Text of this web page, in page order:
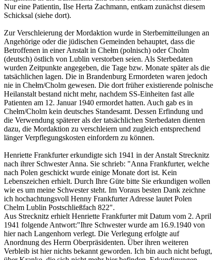
Nur eine Patientin, Ilse Herta Zachmann, entkam zunächst diesem
Schicksal (siehe dort).
Zur Verschleierung der Mordaktion wurde in Sterbemitteilungen an
Angehörige oder die jüdischen Gemeinden behauptet, dass die
Betroffenen in einer Anstalt in Chełm (polnisch) oder Cholm
(deutsch) östlich von Lublin verstorben seien. Als Sterbedaten
wurden Zeitpunkte angegeben, die Tage bzw. Monate später als die
tatsächlichen lagen. Die in Brandenburg Ermordeten waren jedoch
nie in Chełm/Cholm gewesen. Die dort früher existierende polnische
Heilanstalt bestand nicht mehr, nachdem SS-Einheiten fast alle
Patienten am 12. Januar 1940 ermordet hatten. Auch gab es in
Chełm/Cholm kein deutsches Standesamt. Dessen Erfindung und
die Verwendung späterer als der tatsächlichen Sterbedaten dienten
dazu, die Mordaktion zu verschleiern und zugleich entsprechend
länger Verpflegungskosten einfordern zu können.
Henriette Frankfurter erkundigte sich 1941 in der Anstalt Strecknitz
nach ihrer Schwester Anna. Sie schrieb: "Anna Frankfurter, welche
nach Polen geschickt wurde einige Monate dort ist. Kein
Lebenszeichen erhielt. Durch Ihre Güte bitte Sie erkundigen wollen
wie es um meine Schwester steht. Im Voraus besten Dank zeichne
ich hochachtungsvoll Henny Frankfurter Adresse lautet Polen
Chelm Lublin Postschließfach 822".
Aus Strecknitz erhielt Henriette Frankfurter mit Datum vom 2. April
1941 folgende Antwort:"Ihre Schwester wurde am 16.9.1940 von
hier nach Langenhorn verlegt. Die Verlegung erfolgte auf
Anordnung des Herrn Oberpräsidenten. Über ihren weiteren
Verbleib ist hier nichts bekannt geworden. Ich bin auch nicht befugt,